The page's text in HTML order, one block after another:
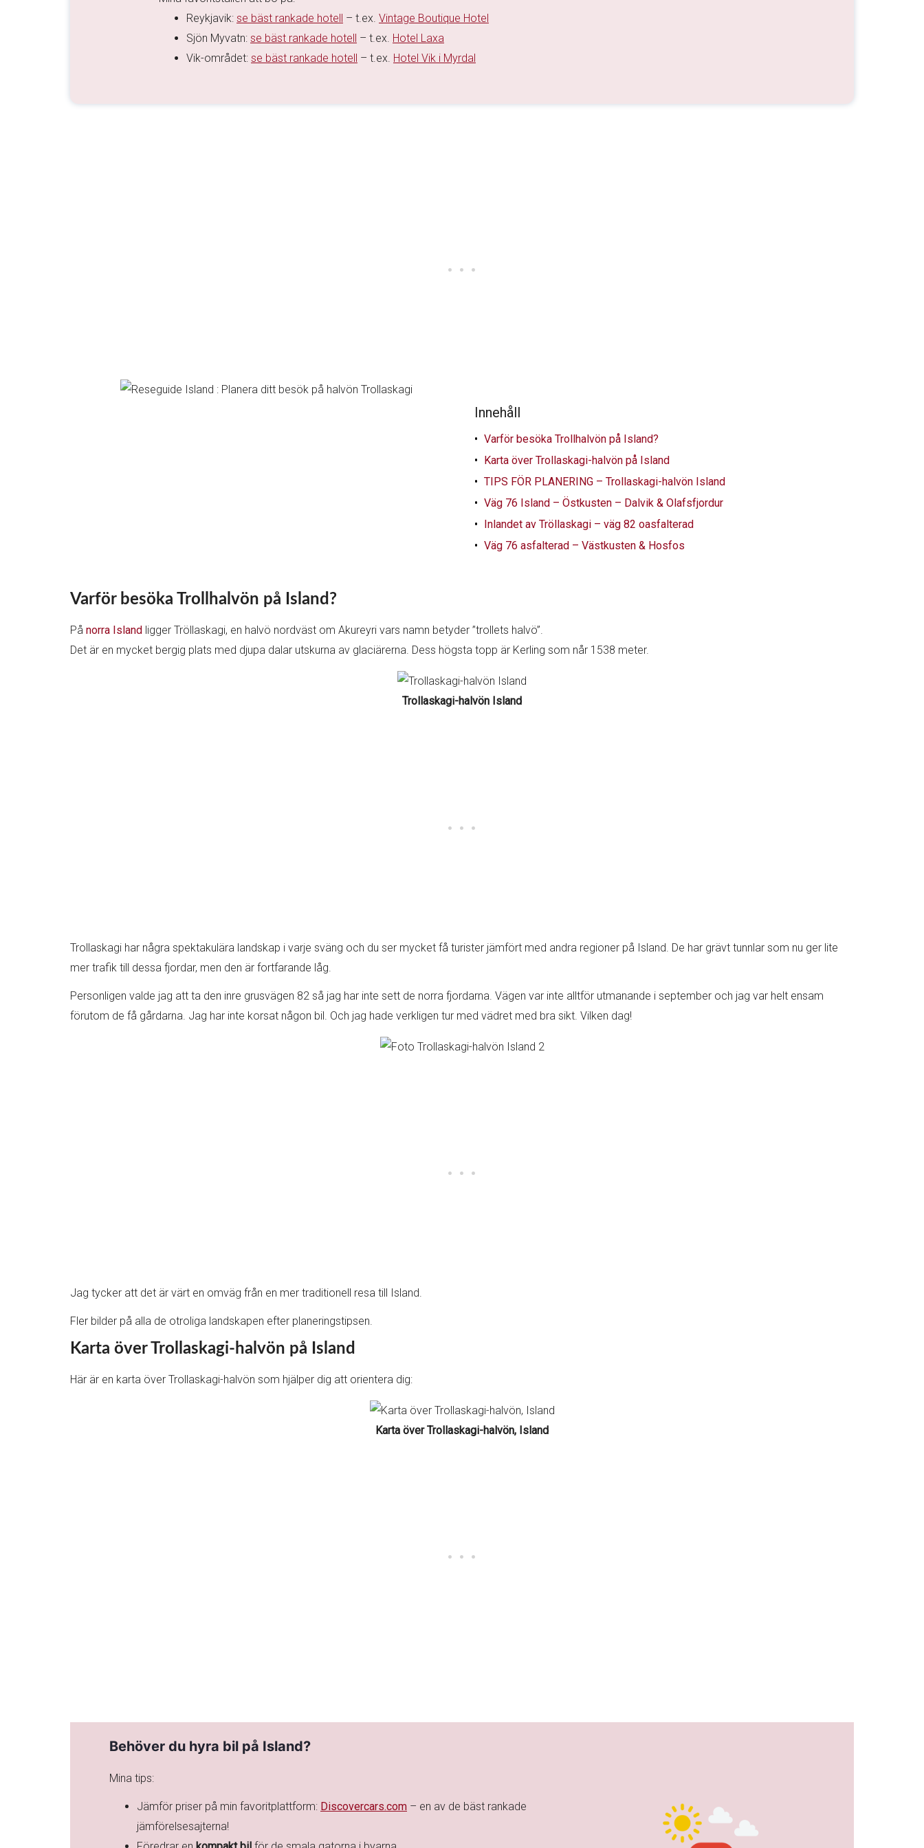
Reykjavik: se bäst rankade hotell – t.ex. Vintage Boutique Hotel
Sjön Myvatn: se bäst rankade hotell – t.ex. Hotel Laxa
Vik-området: se bäst rankade hotell – t.ex. Hotel Vik i Myrdal
Innehåll
Varför besöka Trollhalvön på Island?
Karta över Trollaskagi-halvön på Island
TIPS FÖR PLANERING – Trollaskagi-halvön Island
Väg 76 Island – Östkusten – Dalvik & Olafsfjordur
Inlandet av Tröllaskagi – väg 82 oasfalterad
Väg 76 asfalterad – Västkusten & Hosfos
Varför besöka Trollhalvön på Island?
På norra Island ligger Tröllaskagi, en halvö nordväst om Akureyri vars namn betyder ”trollets halvö”.
Det är en mycket bergig plats med djupa dalar utskurna av glaciärerna. Dess högsta topp är Kerling som når 1538 meter.
Trollaskagi-halvön Island
Trollaskagi har några spektakulära landskap i varje sväng och du ser mycket få turister jämfört med andra regioner på Island. De har grävt tunnlar som nu ger lite
mer trafik till dessa fjordar, men den är fortfarande låg.
Personligen valde jag att ta den inre grusvägen 82 så jag har inte sett de norra fjordarna. Vägen var inte alltför utmanande i september och jag var helt ensam
förutom de få gårdarna. Jag har inte korsat någon bil. Och jag hade verkligen tur med vädret med bra sikt. Vilken dag!
Jag tycker att det är värt en omväg från en mer traditionell resa till Island.
Fler bilder på alla de otroliga landskapen efter planeringstipsen.
Karta över Trollaskagi-halvön på Island
Här är en karta över Trollaskagi-halvön som hjälper dig att orientera dig:
Karta över Trollaskagi-halvön, Island
Behöver du hyra bil på Island?
Mina tips:
Jämför priser på min favoritplattform: Discovercars.com – en av de bäst rankade
jämförelsesajterna!